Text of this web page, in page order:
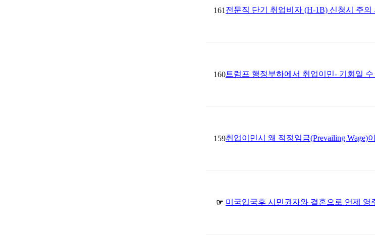
161 전문직 단기 취업비자 (H-1B) 신청시 주의
160트럼프 행정부하에서 취업이민- 기회일
159취업이민시 왜 적정임금(Prevailing Wage)
☞ 미국입국후 시민권자와 결혼으로 언제 영